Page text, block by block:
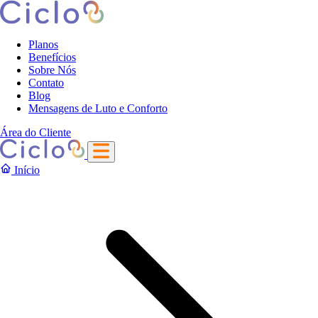
Planos
Benefícios
Sobre Nós
Contato
Blog
Mensagens de Luto e Conforto
Área do Cliente
Início